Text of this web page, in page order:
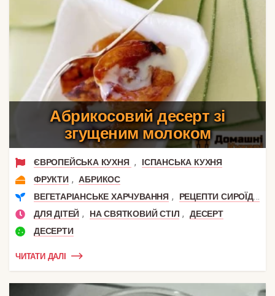
Абрикосовий десерт зі
згущеним молоком
ЄВРОПЕЙСЬКА КУХНЯ ,
ІСПАНСЬКА КУХНЯ
ФРУКТИ , АБРИКОС
ВЕГЕТАРІАНСЬКЕ ХАРЧУВАННЯ ,
РЕЦЕПТИ СИРОЇДІННЯ
ДЛЯ ДІТЕЙ , НА СВЯТКОВИЙ СТІЛ ,
ДЕСЕРТ
ДЕСЕРТИ
ЧИТАТИ ДАЛІ